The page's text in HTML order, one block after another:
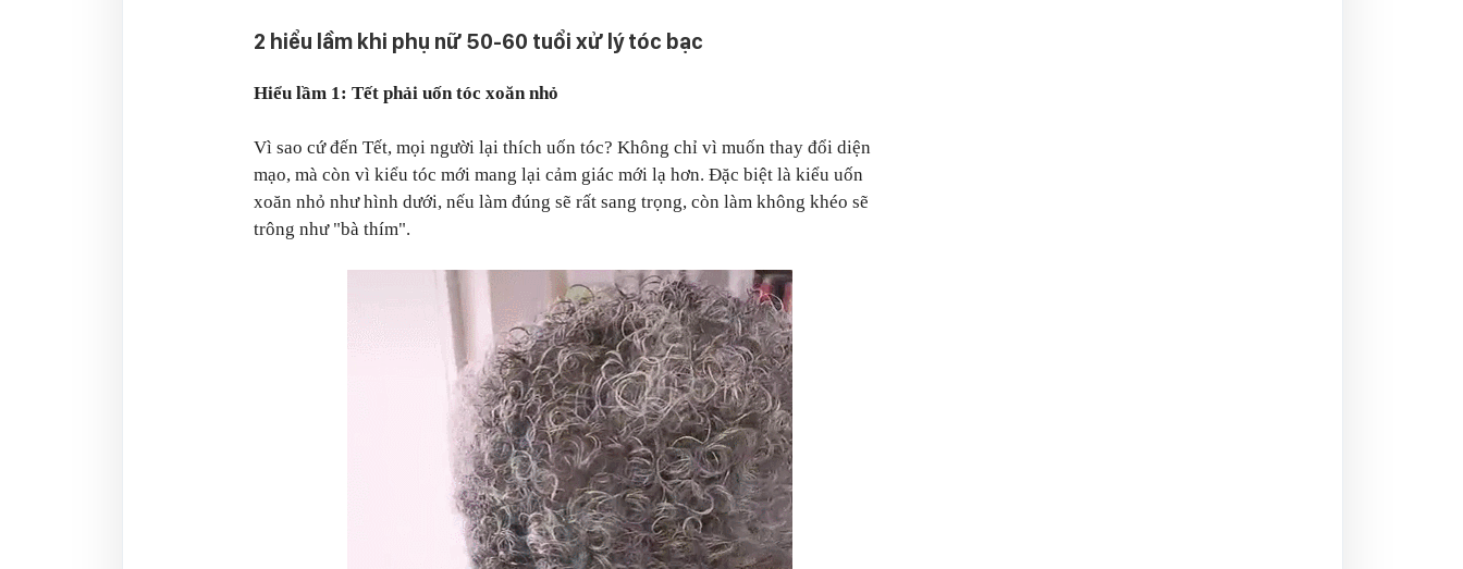
2 hiểu lầm khi phụ nữ 50-60 tuổi xử lý tóc bạc
Hiểu lầm 1: Tết phải uốn tóc xoăn nhỏ
Vì sao cứ đến Tết, mọi người lại thích uốn tóc? Không chỉ vì muốn thay đổi diện
mạo, mà còn vì kiểu tóc mới mang lại cảm giác mới lạ hơn. Đặc biệt là kiểu uốn
xoăn nhỏ như hình dưới, nếu làm đúng sẽ rất sang trọng, còn làm không khéo sẽ
trông như "bà thím".